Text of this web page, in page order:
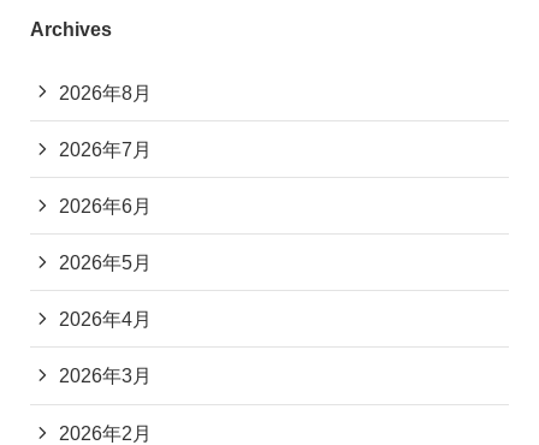
Archives
2026年8月
2026年7月
2026年6月
2026年5月
2026年4月
2026年3月
2026年2月